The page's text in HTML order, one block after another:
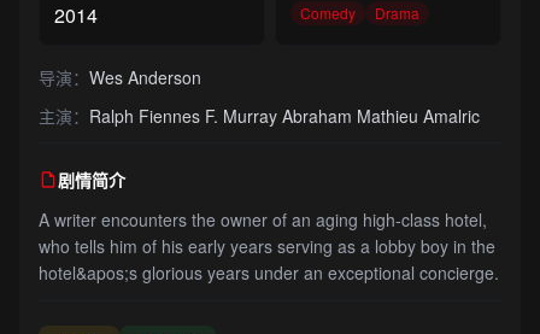
2014
Comedy
Drama
导演： Wes Anderson
主演： Ralph Fiennes F. Murray Abraham Mathieu Amalric
剧情简介
A writer encounters the owner of an aging high-class hotel,
who tells him of his early years serving as a lobby boy in the
hotel&apos;s glorious years under an exceptional concierge.